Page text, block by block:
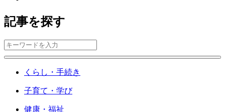
記事を探す
くらし・手続き
子育て・学び
健康・福祉